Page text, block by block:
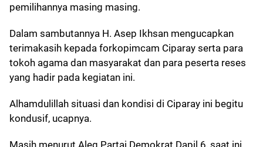
pemilihannya masing masing.
Dalam sambutannya H. Asep Ikhsan mengucapkan
terimakasih kepada forkopimcam Ciparay serta para
tokoh agama dan masyarakat dan para peserta reses
yang hadir pada kegiatan ini.
Alhamdulillah situasi dan kondisi di Ciparay ini begitu
kondusif, ucapnya.
Masih menurut Aleg Partai Demokrat Dapil 6, saat ini